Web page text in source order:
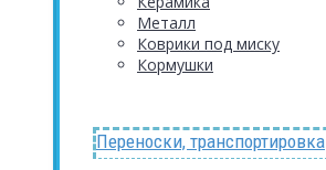
Металл
Коврики под миску
Кормушки
Переноски, транспортировка